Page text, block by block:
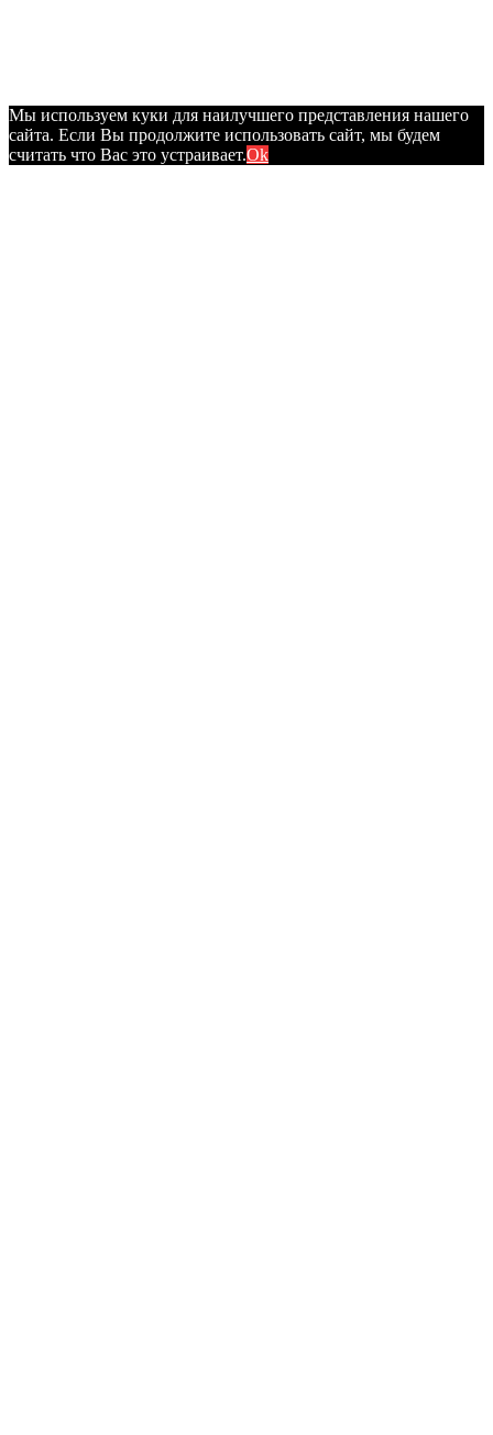
Мы используем куки для наилучшего представления нашего
сайта. Если Вы продолжите использовать сайт, мы будем
считать что Вас это устраивает.Ok